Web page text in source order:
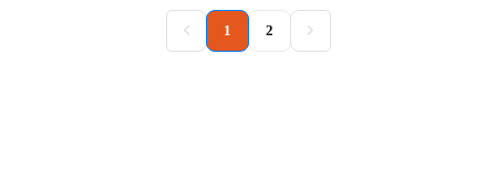
1 (current)
2